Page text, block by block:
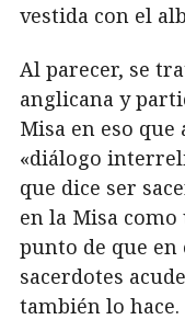
vestida con el
Al parecer, se
anglicana y
Misa en eso
«diálogo
que dice ser
en la Misa
punto de que
sacerdotes
también lo hace.